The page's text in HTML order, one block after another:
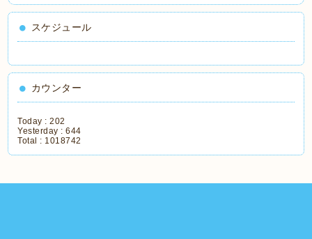
スケジュール
カウンター
Today :202
Yesterday :644
Total : 1018742